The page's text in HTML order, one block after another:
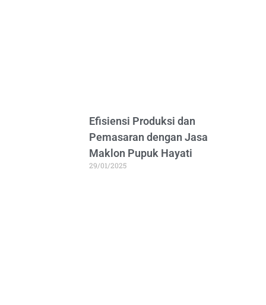
Efisiensi Produksi dan
Pemasaran dengan Jasa
Maklon Pupuk Hayati
29/01/2025